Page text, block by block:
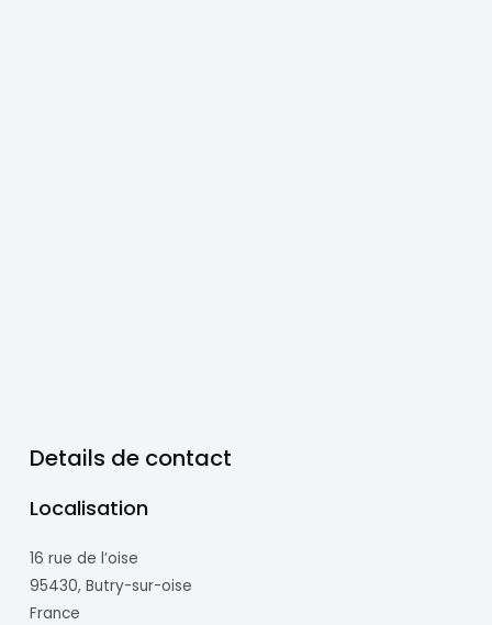
Details de contact
Localisation
16 rue de l’oise
95430, Butry-sur-oise
France